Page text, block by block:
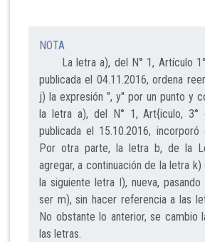
NOTA
La letra a), del N° 1, Artículo
publicada el 04.11.2016, ordena
j) la expresión ", y" por un punto y
la letra a), del N° 1, Art{iculo, 3°
publicada el 15.10.2016,
Por otra parte, la letra b, de la
agregar, a continuación de la letra
la siguiente letra l), nueva,
ser m), sin hacer referencia a las
No obstante lo anterior, se cambio
las letras.